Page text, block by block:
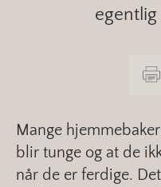
egentlig
Mange
blir tunge og at de
når de er ferdige.